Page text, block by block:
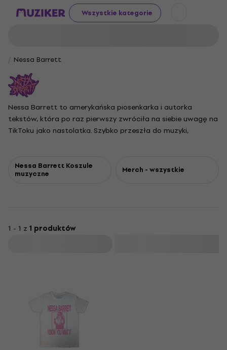
Wszystkie kategorie
Nessa Barrett
Nessa Barrett to amerykańska piosenkarka i autorka
tekstów, która po raz pierwszy zwróciła na siebie uwagę na
TikToku jako nastolatka. Szybko przeszła do muzyki,
surowego i emocjonalnego stylu, Barrett łączy w swojej
muzyce elementy alternatywnego popu, pop-rocka,
studyjny „Aftercare”.
Nessa Barrett Koszule
muzyczne Merch - wszystkie
1 - 1 z 1 produktów